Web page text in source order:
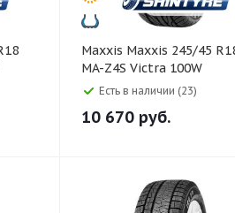
Maxxis Maxxis 245/45 R18
MA-Z4S Victra 100W
Есть в наличии (23)
10 670 руб.